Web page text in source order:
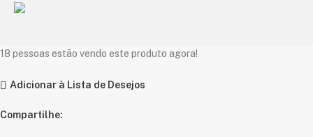
18 pessoas estão vendo este produto agora!
Adicionar à Lista de Desejos
Compartilhe: